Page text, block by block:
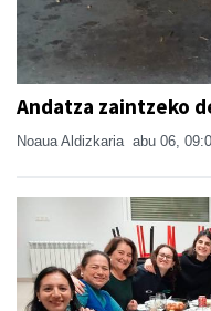
Andatza zaintzeko
Noaua Aldizkaria abu 06,